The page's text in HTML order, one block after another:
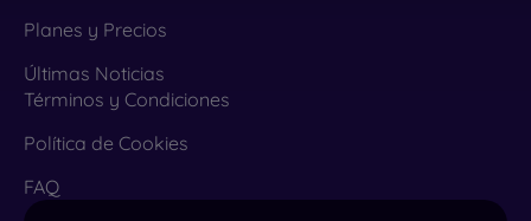
Planes y Precios
Últimas Noticias
Términos y Condiciones
Política de Cookies
FAQ